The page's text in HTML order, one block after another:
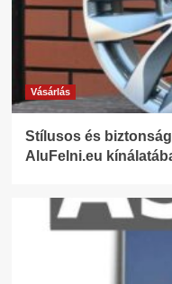
Vásárlás
Stílusos és
AluFelni.eu